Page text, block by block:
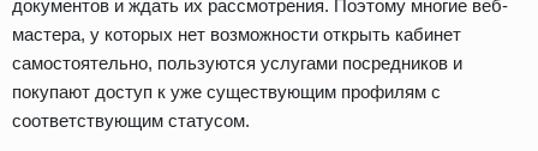
документов и ждать их рассмотрения. Поэтому многие веб-
мастера, у которых нет возможности открыть кабинет
самостоятельно, пользуются услугами посредников и
покупают доступ к уже существующим профилям с
соответствующим статусом.